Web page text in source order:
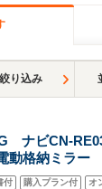
絞り込み
ナビCN-
格納ミラー
グ パワーウ
付 購入プラン付 オ